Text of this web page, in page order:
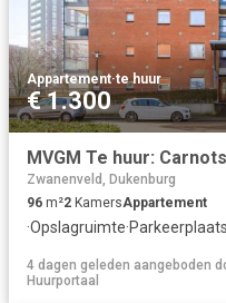
Appartement·te huur
€ 1.300
MVGM Te huur:
Zwanenveld, Dukenburg
96 m²2 KamersAppartement
·Opslagruimte·Parkeerplaats
4 dagen geleden aangeboden
Huurportaal